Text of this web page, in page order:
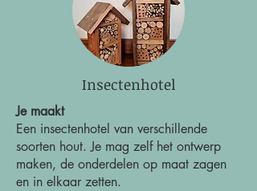
Insectenhotel
Je maakt
Een insectenhotel van verschillende
soorten hout. Je mag zelf het ontwerp
maken, de onderdelen op maat zagen
en in elkaar zetten.